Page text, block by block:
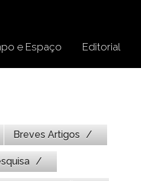
e Espaço Editorial
Breves Artigos